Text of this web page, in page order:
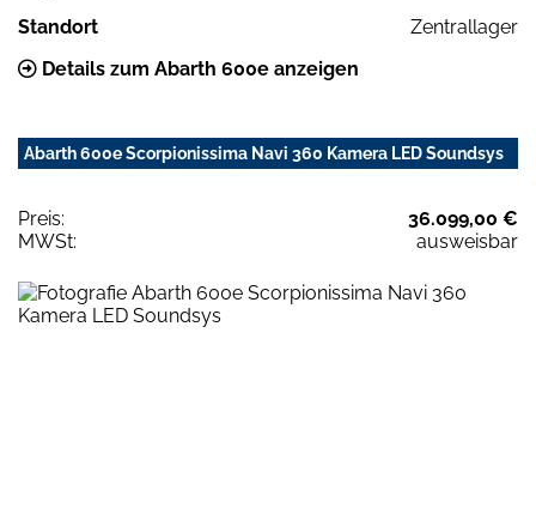
Standort
Zentrallager
Details zum Abarth 600e anzeigen
Abarth 600e Scorpionissima Navi 360 Kamera LED Soundsys
Preis:
36.099,00 €
MWSt:
ausweisbar